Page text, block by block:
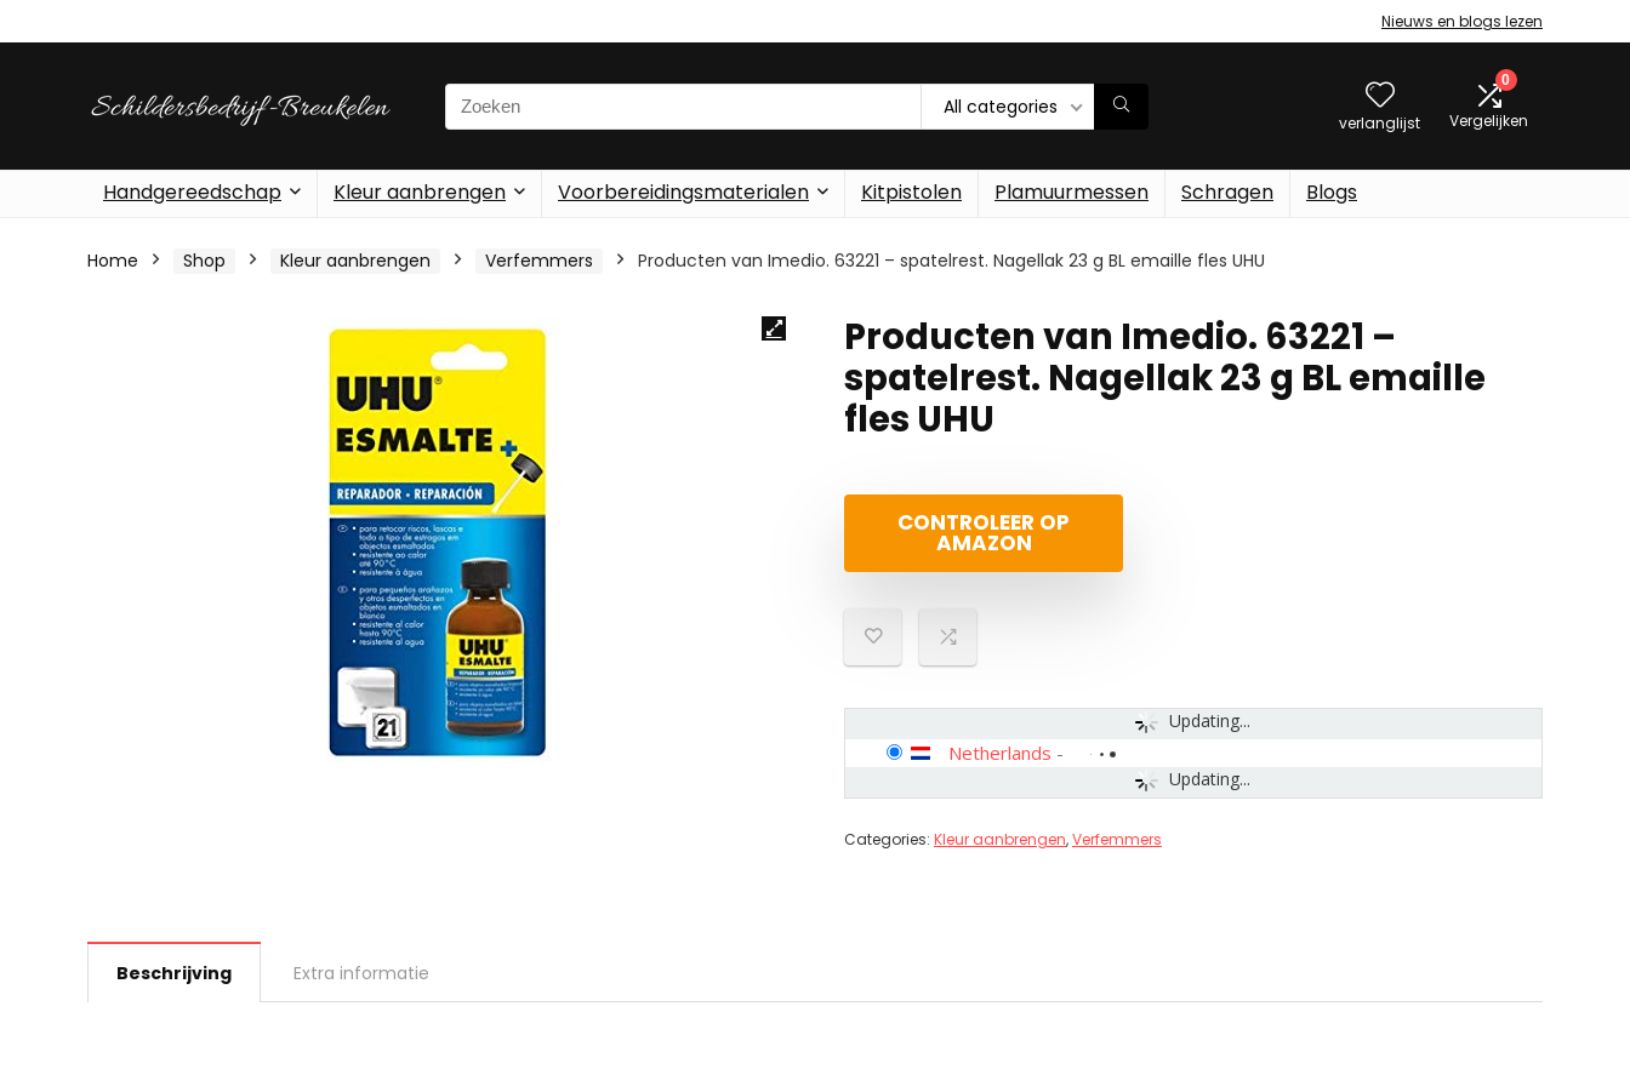
Nieuws en blogs lezen
Search
for:
All categories
verlanglijst
0
Vergelijken
Handgereedschap Kleur aanbrengen Voorbereidingsmaterialen Kitpistolen Plamuurmessen Schragen Blogs
Home Shop Kleur aanbrengen Verfemmers Producten van Imedio. 63221 – spatelrest. Nagellak 23 g BL emaille fles UHU
Producten van Imedio. 63221 –
spatelrest. Nagellak 23 g BL emaille
fles UHU
CONTROLEER OP
AMAZON
Updating...
Updating...
Netherlands -
Categories: Kleur aanbrengen,Verfemmers
Beschrijving Extra informatie